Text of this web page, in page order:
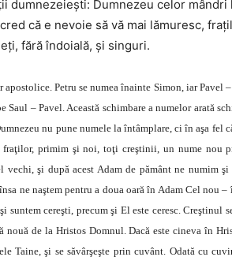
dumnezeieşti: Dumnezeu celor mândri
că e nevoie să vă mai lămuresc,
fără îndoială, şi singuri.
Petru se numea înainte Simon, iar Pavel
– Pavel. Această schimbare a numelor arată
nu pune numele la întâmplare, ci în aşa fel
primim şi noi, toţi creştinii, un nume nou
vechi, şi după acest Adam de pământ ne numim
ne naştem pentru a doua oară în Adam Cel nou
suntem cereşti, precum şi El este ceresc. Creştinul
de la Hristos Domnul. Dacă este cineva în
Taine, şi se săvârşeşte prin cuvânt. Odată cu